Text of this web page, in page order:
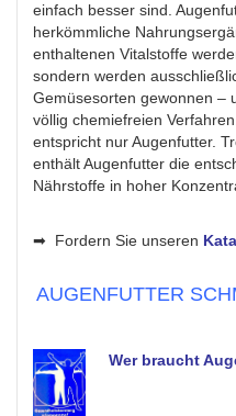
einfach besser sind.
herkömmliche
enthaltenen Vitalstoffe
sondern werden
Gemüsesorten gewonnen –
völlig chemiefreien
entspricht nur Augenfutter.
enthält Augenfutter die
Nährstoffe in hoher
➡ Fordern Sie unseren
AUGENFUTTER
Wer braucht